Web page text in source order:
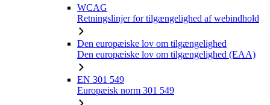
WCAG
Retningslinjer for tilgængelighed af webindhold
Den europæiske lov om tilgængelighed
Den europæiske lov om tilgængelighed (EAA)
EN 301 549
Europæisk norm 301 549